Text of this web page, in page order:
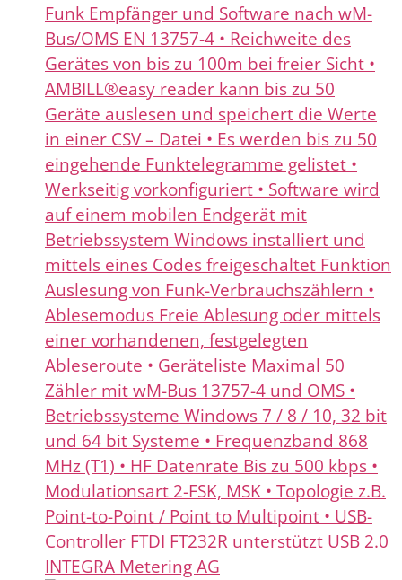
Funk Empfänger und Software nach wM-
Bus/OMS EN 13757-4 • Reichweite des
Gerätes von bis zu 100m bei freier Sicht •
AMBILL®easy reader kann bis zu 50
Geräte auslesen und speichert die Werte
in einer CSV – Datei • Es werden bis zu 50
eingehende Funktelegramme gelistet •
Werkseitig vorkonfiguriert • Software wird
auf einem mobilen Endgerät mit
Betriebssystem Windows installiert und
mittels eines Codes freigeschaltet Funktion
Auslesung von Funk-Verbrauchszählern •
Ablesemodus Freie Ablesung oder mittels
einer vorhandenen, festgelegten
Ableseroute • Geräteliste Maximal 50
Zähler mit wM-Bus 13757-4 und OMS •
Betriebssysteme Windows 7 / 8 / 10, 32 bit
und 64 bit Systeme • Frequenzband 868
MHz (T1) • HF Datenrate Bis zu 500 kbps •
Modulationsart 2-FSK, MSK • Topologie z.B.
Point-to-Point / Point to Multipoint • USB-
Controller FTDI FT232R unterstützt USB 2.0
INTEGRA Metering AG